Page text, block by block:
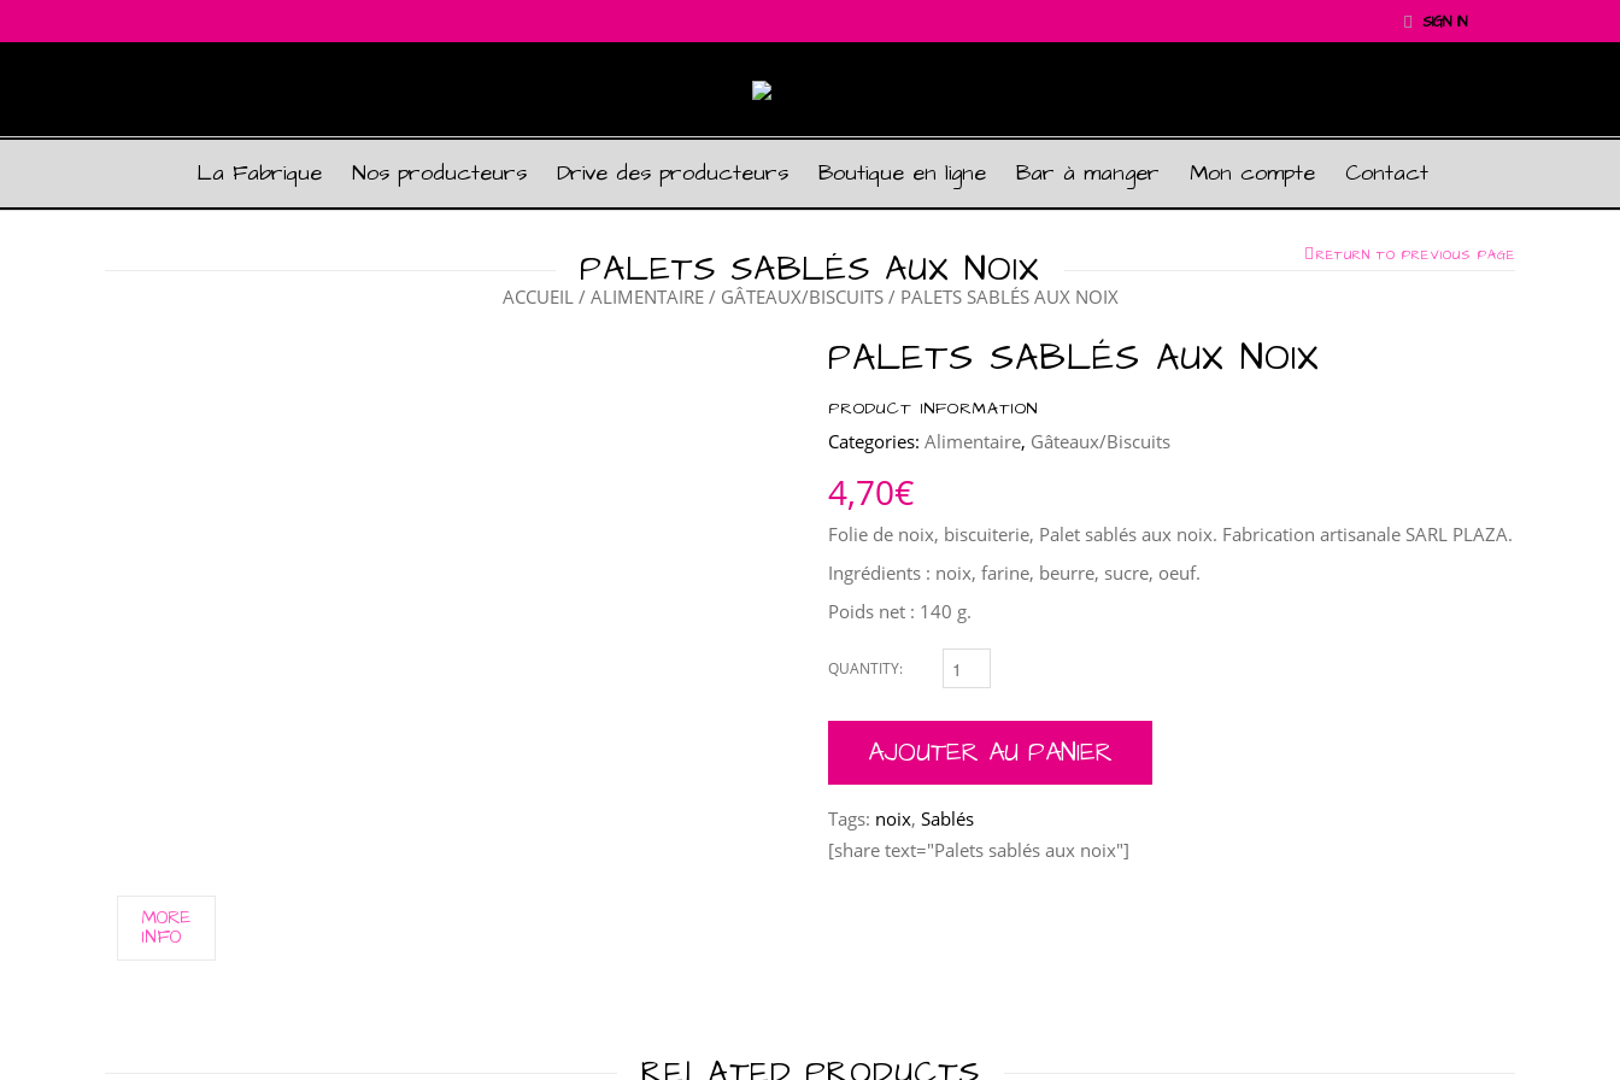
SIGN IN
La Fabrique Nos producteurs Drive des producteurs Boutique en ligne Bar à manger Mon compte Contact
PALETS SABLÉS AUX NOIX
ACCUEIL/ ALIMENTAIRE/ GÂTEAUX/BISCUITS/ PALETS SABLÉS AUX NOIX
RETURN TO PREVIOUS PAGE
PALETS SABLÉS AUX NOIX
PRODUCT INFORMATION
Categories: Alimentaire, Gâteaux/Biscuits
4,70€
Folie de noix, biscuiterie, Palet sablés aux noix. Fabrication artisanale SARL PLAZA.
Ingrédients : noix, farine, beurre, sucre, oeuf.
Poids net : 140 g.
QUANTITY: PALETS SABLÉS AUX NOIX QUANTITY
AJOUTER AU PANIER
Tags: noix, Sablés
[share text="Palets sablés aux noix"]
MORE
INFO